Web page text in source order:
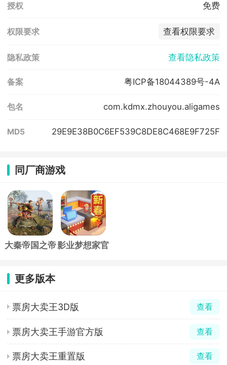
授权 免费
权限要求 查看权限要求
隐私政策 查看隐私政策
备案 粤ICP备18044389号-4A
包名 com.kdmx.zhouyou.aligames
MD5 29E9E38B0C6EF539C8DE8C468E9F725F
同厂商游戏
大秦帝国之帝影业梦想家官
更多版本
票房大卖王3D版 查看
票房大卖王手游官方版 查看
票房大卖王重置版 查看